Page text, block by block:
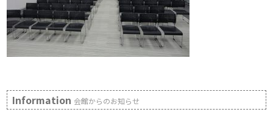
Information会館からのお知らせ